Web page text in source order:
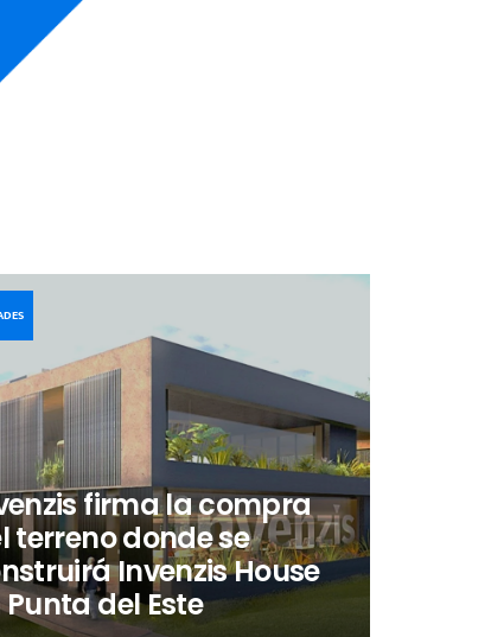
firma la compra
terreno donde se
Invenzis House
Punta del Este